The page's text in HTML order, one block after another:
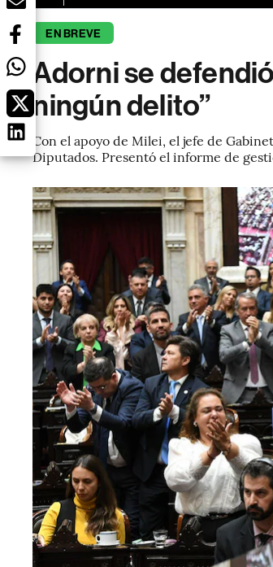
EN BREVE
Adorni se
ningún delito”
Con el apoyo de Milei, el jefe de
Diputados. Presentó el informe de